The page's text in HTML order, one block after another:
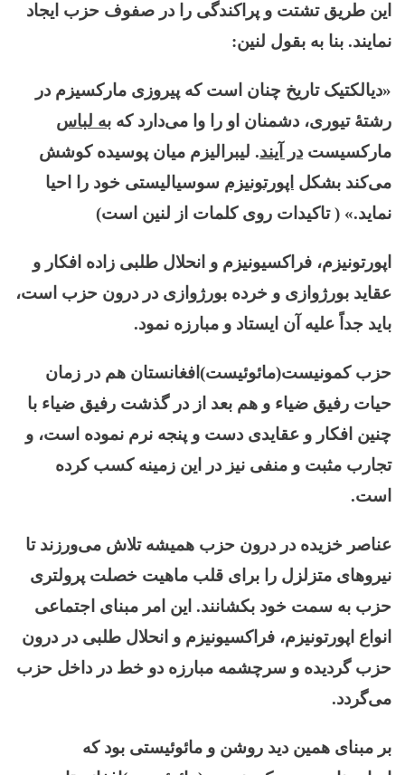
این طریق تشتت و پراکندگی را در صفوف حزب ایجاد
نمایند. بنا به بقول لنین:
«دیالکتیک تاریخ چنان است که پیروزی مارکسیزم در
رشتۀ تیوری، دشمنان او را وا می‌دارد که به لباس
مارکسیست در آیند. لیبرالیزم میان پوسیده کوشش
می‌کند بشکل اپورتونیزم سوسیالیستی خود را احیا
نماید.» ( تاکیدات روی کلمات از لنین است)
اپورتونیزم، فراکسیونیزم و انحلال طلبی زاده افکار و
عقاید بورژوازی و خرده بورژوازی در درون حزب است،
باید جداً علیه آن ایستاد و مبارزه نمود.
حزب کمونیست(مائوئیست)افغانستان هم در زمان
حیات رفیق ضیاء و هم بعد از در گذشت رفیق ضیاء با
چنین افکار و عقایدی دست و پنجه نرم نموده است، و
تجارب مثبت و منفی نیز در این زمینه کسب کرده
است.
عناصر خزیده در درون حزب همیشه تلاش می‌ورزند تا
نیروهای متزلزل را برای قلب ماهیت خصلت پرولتری
حزب به سمت خود بکشانند. این امر مبنای اجتماعی
انواع اپورتونیزم، فراکسیونیزم و انحلال طلبی در درون
حزب گردیده و سرچشمه مبارزه دو خط در داخل حزب
می‌گردد.
بر مبنای همین دید روشن و مائوئیستی بود که